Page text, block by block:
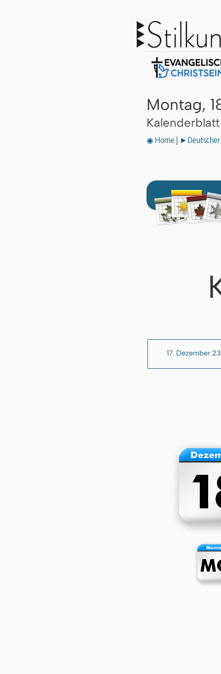
Montag,
◉ Home ►Deutscher
17. Dezember